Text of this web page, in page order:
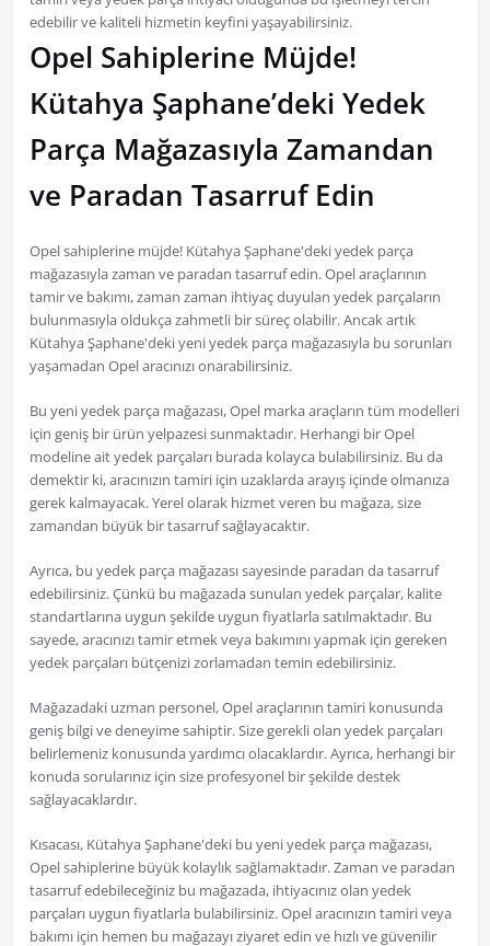
edebilir ve kaliteli hizmetin keyfini yaşayabilirsiniz.
Opel Sahiplerine Müjde!
Kütahya Şaphane’deki Yedek
Parça Mağazasıyla Zamandan
ve Paradan Tasarruf Edin
Opel sahiplerine müjde! Kütahya Şaphane'deki yedek parça
mağazasıyla zaman ve paradan tasarruf edin. Opel araçlarının
tamir ve bakımı, zaman zaman ihtiyaç duyulan yedek parçaların
bulunmasıyla oldukça zahmetli bir süreç olabilir. Ancak artık
Kütahya Şaphane'deki yeni yedek parça mağazasıyla bu sorunları
yaşamadan Opel aracınızı onarabilirsiniz.
Bu yeni yedek parça mağazası, Opel marka araçların tüm modelleri
için geniş bir ürün yelpazesi sunmaktadır. Herhangi bir Opel
modeline ait yedek parçaları burada kolayca bulabilirsiniz. Bu da
demektir ki, aracınızın tamiri için uzaklarda arayış içinde olmanıza
gerek kalmayacak. Yerel olarak hizmet veren bu mağaza, size
zamandan büyük bir tasarruf sağlayacaktır.
Ayrıca, bu yedek parça mağazası sayesinde paradan da tasarruf
edebilirsiniz. Çünkü bu mağazada sunulan yedek parçalar, kalite
standartlarına uygun şekilde uygun fiyatlarla satılmaktadır. Bu
sayede, aracınızı tamir etmek veya bakımını yapmak için gereken
yedek parçaları bütçenizi zorlamadan temin edebilirsiniz.
Mağazadaki uzman personel, Opel araçlarının tamiri konusunda
geniş bilgi ve deneyime sahiptir. Size gerekli olan yedek parçaları
belirlemeniz konusunda yardımcı olacaklardır. Ayrıca, herhangi bir
konuda sorularınız için size profesyonel bir şekilde destek
sağlayacaklardır.
Kısacası, Kütahya Şaphane'deki bu yeni yedek parça mağazası,
Opel sahiplerine büyük kolaylık sağlamaktadır. Zaman ve paradan
tasarruf edebileceğiniz bu mağazada, ihtiyacınız olan yedek
parçaları uygun fiyatlarla bulabilirsiniz. Opel aracınızın tamiri veya
bakımı için hemen bu mağazayı ziyaret edin ve hızlı ve güvenilir